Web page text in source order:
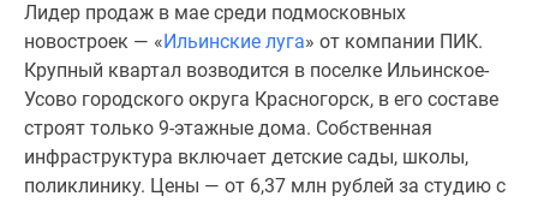
застройщики
Панорамы
новостроек
Видеообзор
новостроек
Экспертиза
Лидер продаж в мае среди подмосковных
новостроек — «Ильинские луга» от компании ПИК.
Крупный квартал возводится в поселке Ильинское-
Усово городского округа Красногорск, в его составе
строят только 9-этажные дома. Собственная
инфраструктура включает детские сады, школы,
поликлинику. Цены — от 6,37 млн рублей за студию с